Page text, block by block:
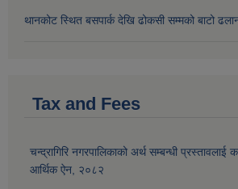
थानकोट स्थित बसपार्क देखि ढोकसी सम्मको बाटो
Tax and Fees
चन्द्रागिरि नगरपालिकाको अर्थ सम्बन्धी प्रस्तावलाई
आर्थिक ऐन, २०८२